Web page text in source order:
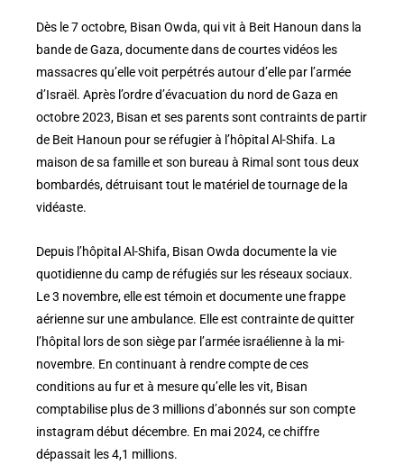
Dès le 7 octobre, Bisan Owda, qui vit à Beit Hanoun dans la
bande de Gaza, documente dans de courtes vidéos les
massacres qu’elle voit perpétrés autour d’elle par l’armée
d’Israël. Après l’ordre d’évacuation du nord de Gaza en
octobre 2023, Bisan et ses parents sont contraints de partir
de Beit Hanoun pour se réfugier à l’hôpital Al-Shifa. La
maison de sa famille et son bureau à Rimal sont tous deux
bombardés, détruisant tout le matériel de tournage de la
vidéaste.
Depuis l’hôpital Al-Shifa, Bisan Owda documente la vie
quotidienne du camp de réfugiés sur les réseaux sociaux.
Le 3 novembre, elle est témoin et documente une frappe
aérienne sur une ambulance. Elle est contrainte de quitter
l’hôpital lors de son siège par l’armée israélienne à la mi-
novembre. En continuant à rendre compte de ces
conditions au fur et à mesure qu’elle les vit, Bisan
comptabilise plus de 3 millions d’abonnés sur son compte
instagram début décembre. En mai 2024, ce chiffre
dépassait les 4,1 millions.